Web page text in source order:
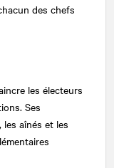
des chefs
les électeurs
Ses
aînés et les